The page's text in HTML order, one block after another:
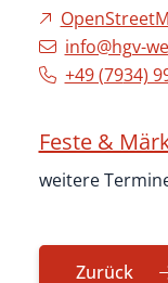
info@hgv-
+49 (7934)
Feste &
weitere
Zurück